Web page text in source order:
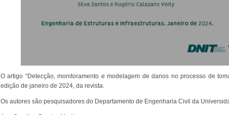
O artigo “Detecção, monitoramento e modelagem de danos no processo de
edição de janeiro de 2024, da revista.
Os autores são pesquisadores do Departamento de Engenharia Civil da